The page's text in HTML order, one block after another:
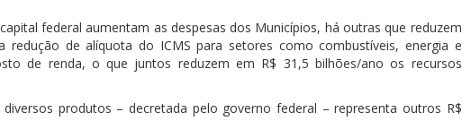
federal aumentam as despesas dos Municípios, há outras que reduzem
redução de alíquota do ICMS para setores como combustíveis, energia e
de renda, o que juntos reduzem em R$ 31,5 bilhões/ano os recursos
produtos – decretada pelo governo federal – representa outros R$